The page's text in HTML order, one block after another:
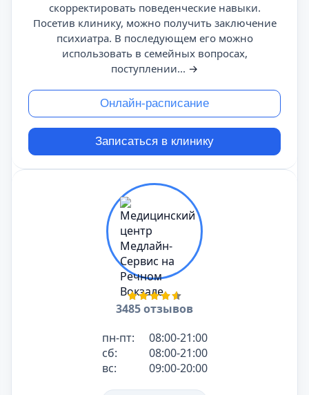
скорректировать поведенческие навыки.
Посетив клинику, можно получить заключение
психиатра. В последующем его можно
использовать в семейных вопросах,
поступлении... →
Онлайн-расписание
Записаться в клинику
3485 отзывов
пн-пт:
08:00-21:00
сб:
08:00-21:00
вс:
09:00-20:00